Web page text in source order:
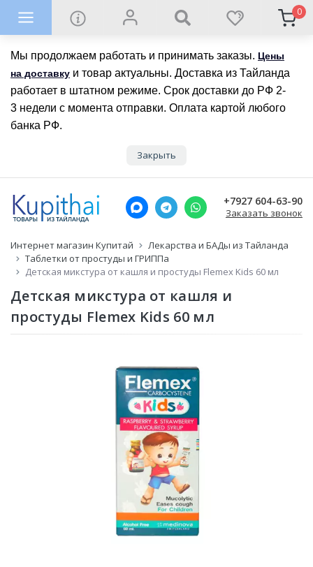
Мы продолжаем работать и принимать заказы. Цены
на доставку и товар актуальны. Доставка из Тайланда
работает в штатном режиме. Срок доставки до РФ 2-
3 недели с момента отправки. Оплата картой любого
банка РФ.
Закрыть
0
+7927 604-63-90
Заказать звонок
Интернет магазин Купитай
Лекарства и БАДы из Тайланда
Таблетки от простуды и ГРИППа
Детская микстура от кашля и простуды Flemex Kids 60 мл
Детская микстура от кашля и
простуды Flemex Kids 60 мл